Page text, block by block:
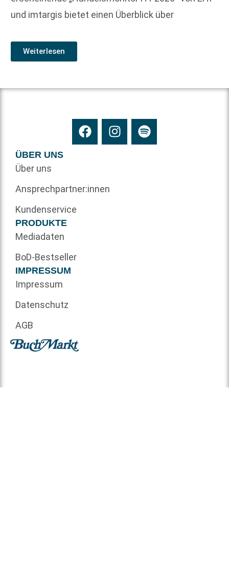
und imtargis bietet einen Überblick über
Weiterlesen
ÜBER UNS
Über uns
Ansprechpartner:innen
Kundenservice
PRODUKTE
Mediadaten
BoD-Bestseller
IMPRESSUM
Impressum
Datenschutz
AGB